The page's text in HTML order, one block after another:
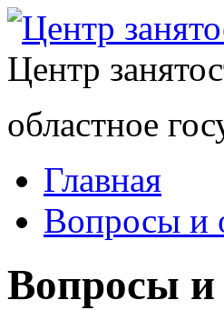
Центр
областное
Главная
Вопросы и
Вопросы и